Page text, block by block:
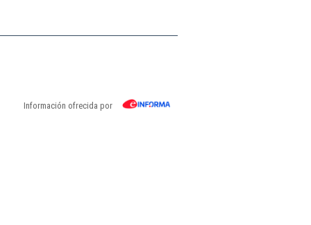
Información ofrecida por